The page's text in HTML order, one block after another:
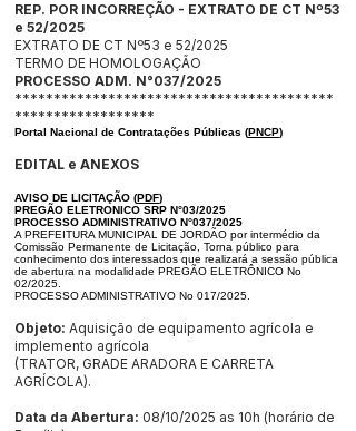
REP. POR INCORREÇÃO - EXTRATO DE CT Nº53
e 52/2025
EXTRATO DE CT Nº53 e 52/2025
TERMO DE HOMOLOGAÇÃO
PROCESSO ADM. N°037/2025
*****************************************
******************
Portal Nacional de Contratações Públicas (PNCP)
EDITAL e ANEXOS
AVISO DE LICITAÇÃO (PDF)
PREGÃO ELETRONICO SRP N°03/2025
PROCESSO ADMINISTRATIVO N°037/2025
A PREFEITURA MUNICIPAL DE JORDÃO por intermédio da
Comissão Permanente de Licitação, Torna público para
conhecimento dos interessados que realizará a sessão pública
de abertura na modalidade PREGÃO ELETRÔNICO No
02/2025.
PROCESSO ADMINISTRATIVO No 017/2025.
Objeto: Aquisição de equipamento agrícola e
implemento agrícola
(TRATOR, GRADE ARADORA E CARRETA
AGRÍCOLA).
Data da Abertura: 08/10/2025 as 10h (horário de